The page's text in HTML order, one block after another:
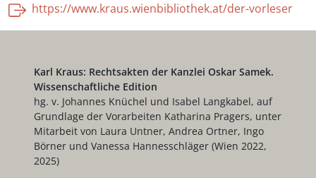
https://www.kraus.wienbibliothek.at/der-vorleser
Karl Kraus: Rechtsakten der Kanzlei Oskar Samek.
Wissenschaftliche Edition
hg. v. Johannes Knüchel und Isabel Langkabel, auf
Grundlage der Vorarbeiten Katharina Pragers, unter
Mitarbeit von Laura Untner, Andrea Ortner, Ingo
Börner und Vanessa Hannesschläger (Wien 2022,
2025)